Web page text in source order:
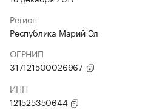
Регион
Республика Марий Эл
ОГРНИП
317121500026967
ИНН
121525350644